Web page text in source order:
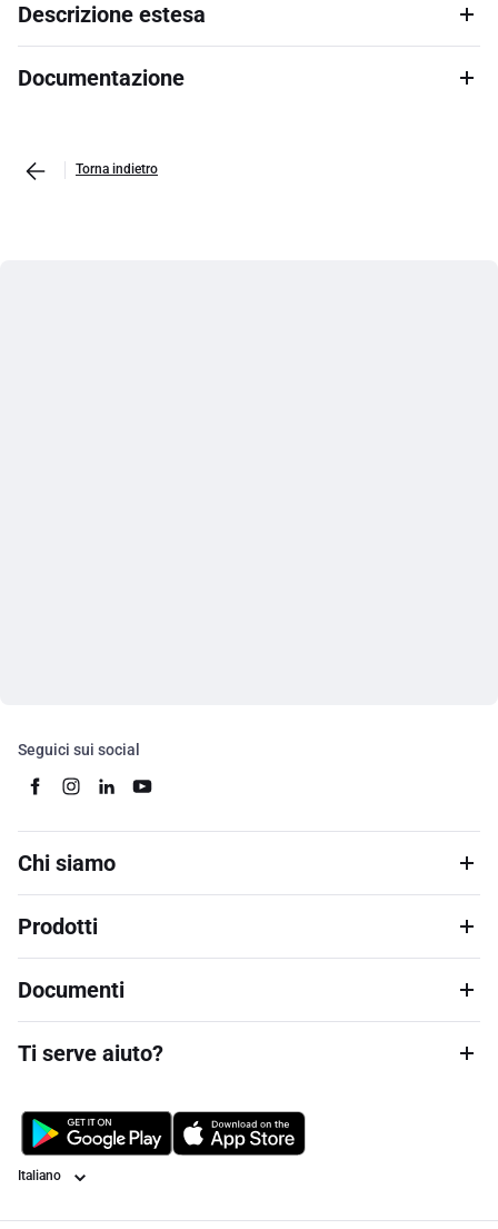
Descrizione estesa
Documentazione
Torna indietro
Seguici sui social
Chi siamo
Prodotti
Documenti
Ti serve aiuto?
Lingua